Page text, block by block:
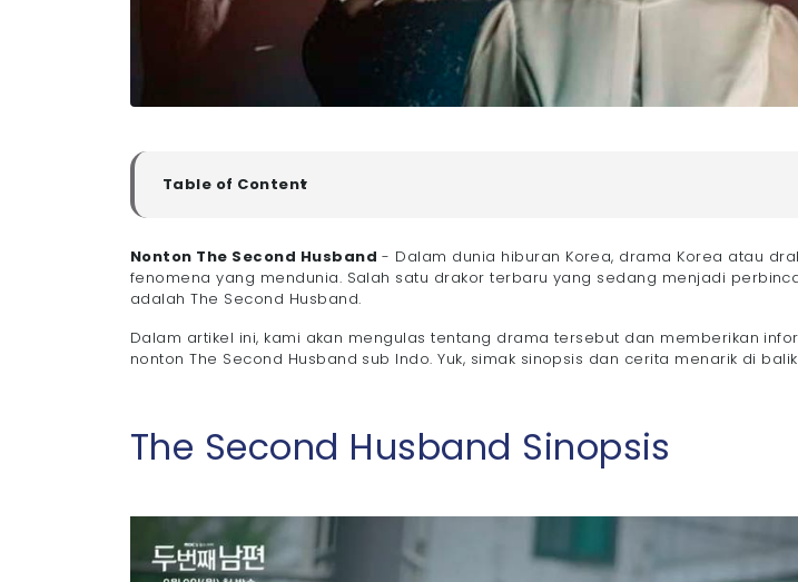
Table of Content
▼
Link Nonton The Second Husband Sub Indo
- Penutup
Nonton The Second Husband - Dalam dunia hiburan Korea, drama Korea atau
fenomena yang mendunia. Salah satu drakor terbaru yang sedang menjadi
adalah The Second Husband.
Dalam artikel ini, kami akan mengulas tentang drama tersebut dan memberikan
nonton The Second Husband sub Indo. Yuk, simak sinopsis dan cerita menarik di
The Second Husband Sinopsis